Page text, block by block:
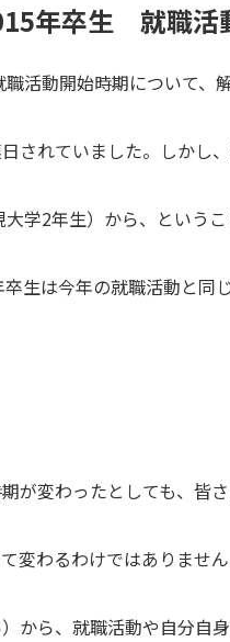
年卒生 就職活
活動開始時期について、
されていました。しかし
学2年生）から、というこ
生は今年の就職活動と同
が変わったとしても、皆
変わるわけではありませ
）から、就職活動や自分自